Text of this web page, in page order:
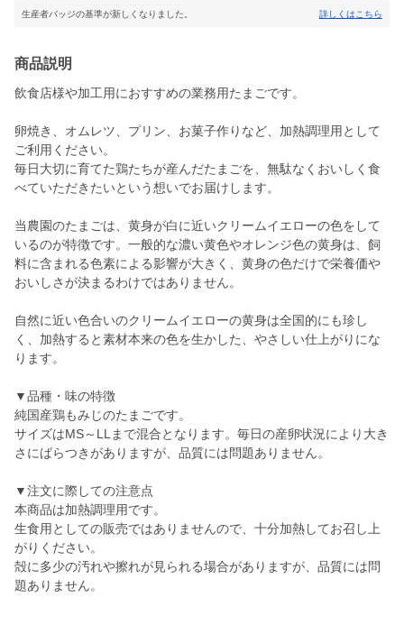
生産者バッジの基準が新しくなりました。 詳しくはこちら
商品説明
飲食店様や加工用におすすめの業務用たまごです。
卵焼き、オムレツ、プリン、お菓子作りなど、加熱調理用として
ご利用ください。
毎日大切に育てた鶏たちが産んだたまごを、無駄なくおいしく食
べていただきたいという想いでお届けします。
当農園のたまごは、黄身が白に近いクリームイエローの色をして
いるのが特徴です。一般的な濃い黄色やオレンジ色の黄身は、飼
料に含まれる色素による影響が大きく、黄身の色だけで栄養価や
おいしさが決まるわけではありません。
自然に近い色合いのクリームイエローの黄身は全国的にも珍し
く、加熱すると素材本来の色を生かした、やさしい仕上がりにな
ります。
▼品種・味の特徴
純国産鶏もみじのたまごです。
サイズはMS～LLまで混合となります。毎日の産卵状況により大き
さにばらつきがありますが、品質には問題ありません。
▼注文に際しての注意点
本商品は加熱調理用です。
生食用としての販売ではありませんので、十分加熱してお召し上
がりください。
殻に多少の汚れや擦れが見られる場合がありますが、品質には問
題ありません。